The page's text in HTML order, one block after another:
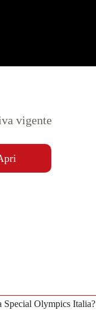
vigente
Special Olympics Italia?